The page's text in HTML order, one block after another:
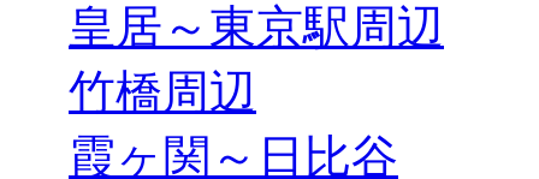
皇居～東京駅周辺
竹橋周辺
霞ヶ関～日比谷